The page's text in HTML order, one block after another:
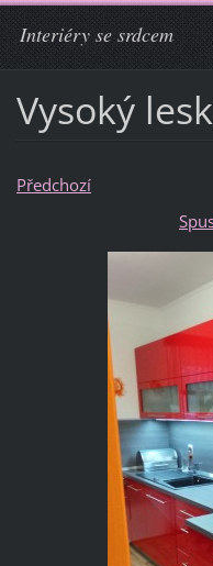
Interiéry se srdcem
Vysoký
Předchozí